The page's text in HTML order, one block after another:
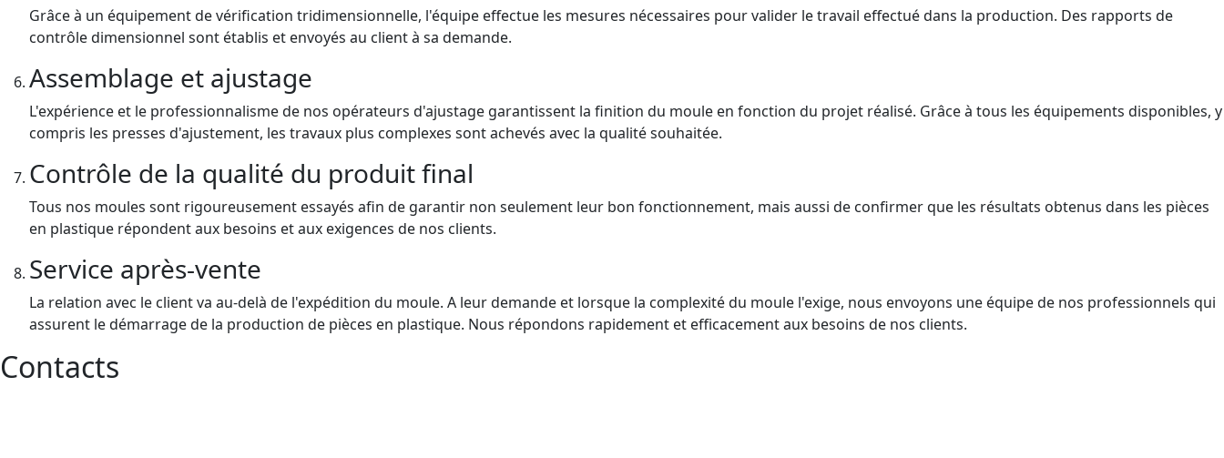
Grâce à un équipement de vérification tridimensionnelle, l'équipe effectue les mesures nécessaires pour valider le travail effectué dans la production. Des rapports de
contrôle dimensionnel sont établis et envoyés au client à sa demande.
Assemblage et ajustage
L'expérience et le professionnalisme de nos opérateurs d'ajustage garantissent la finition du moule en fonction du projet réalisé. Grâce à tous les équipements disponibles, y
compris les presses d'ajustement, les travaux plus complexes sont achevés avec la qualité souhaitée.
Contrôle de la qualité du produit final
Tous nos moules sont rigoureusement essayés afin de garantir non seulement leur bon fonctionnement, mais aussi de confirmer que les résultats obtenus dans les pièces
en plastique répondent aux besoins et aux exigences de nos clients.
Service après-vente
La relation avec le client va au-delà de l'expédition du moule. A leur demande et lorsque la complexité du moule l'exige, nous envoyons une équipe de nos professionnels qui
assurent le démarrage de la production de pièces en plastique. Nous répondons rapidement et efficacement aux besoins de nos clients.
Contacts